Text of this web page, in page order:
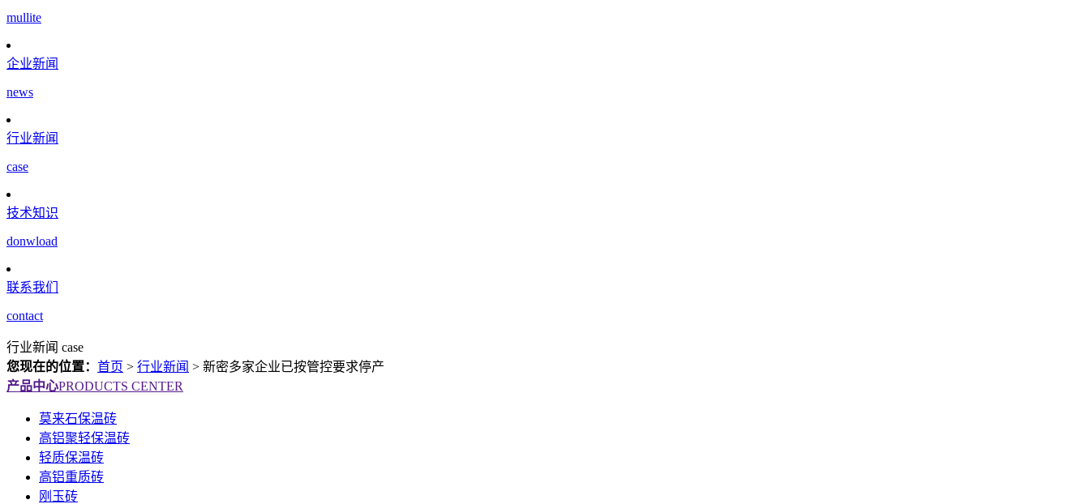
mullite
企业新闻
news
行业新闻
case
技术知识
donwload
联系我们
contact
行业新闻 case
您现在的位置： 首页 > 行业新闻 > 新密多家企业已按管控要求停产
产品中心PRODUCTS CENTER
莫来石保温砖
高铝聚轻保温砖
轻质保温砖
高铝重质砖
刚玉砖